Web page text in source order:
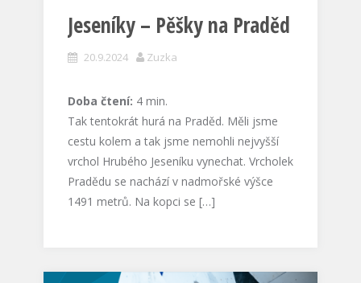
Jeseníky – Pěšky na Praděd
20.9.2024 Zuzka
Doba čtení: 4 min.
Tak tentokrát hurá na Praděd. Měli jsme
cestu kolem a tak jsme nemohli nejvyšší
vrchol Hrubého Jeseníku vynechat. Vrcholek
Pradědu se nachází v nadmořské výšce
1491 metrů. Na kopci se […]